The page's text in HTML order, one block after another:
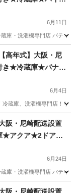
2344
6月11日
庫・洗濯機専門店 パテ
高年式】大阪・尼
き★冷蔵庫★パナソ
W★IR-1586
6月4日
蔵庫、洗濯機専門店！
阪・尼崎配送設置
★アクア★2ドア★2
6月24日
庫・洗濯機専門店 パテ